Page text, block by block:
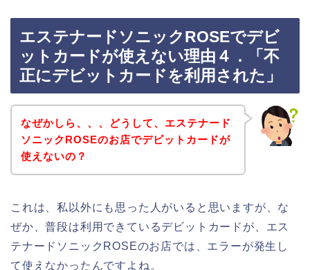
エステナードソニックROSEでデビ
ットカードが使えない理由４．「不
正にデビットカードを利用された」
なぜかしら、、、どうして、エステナード
ソニックROSEのお店でデビットカードが
使えないの？
これは、私以外にも思った人がいると思いますが、な
ぜか、普段は利用できているデビットカードが、エス
テナードソニックROSEのお店では、エラーが発生し
て使えなかったんですよね。